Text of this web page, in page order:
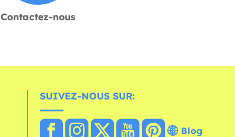
Contactez-nous
SUIVEZ-NOUS SUR:
Blog